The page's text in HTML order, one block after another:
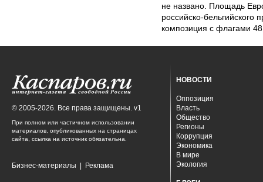
не названо. Площадь
российско-бельгийского
композиция с флагами
© 2005-2026. Все права защищены. v1
При полном или частичном использовании
материалов, опубликованных на страницах
сайта, ссылка на источник обязательна.
Бизнес-материалы Реклама
НОВОСТИ
Оппозиция
Власть
Общество
Регионы
Коррупция
Экономика
В мире
Экология